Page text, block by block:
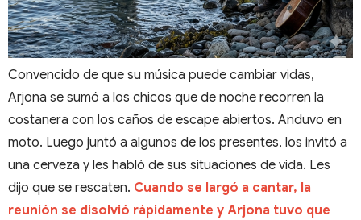
Convencido de que su música puede cambiar vidas,
Arjona se sumó a los chicos que de noche recorren la
costanera con los caños de escape abiertos. Anduvo en
moto. Luego juntó a algunos de los presentes, los invitó a
una cerveza y les habló de sus situaciones de vida. Les
dijo que se rescaten. Cuando se largó a cantar, la
reunión se disolvió rápidamente y Arjona tuvo que